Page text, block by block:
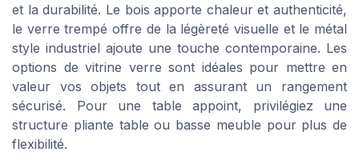
et la durabilité. Le bois apporte chaleur et authenticité,
le verre trempé offre de la légèreté visuelle et le métal
style industriel ajoute une touche contemporaine. Les
options de vitrine verre sont idéales pour mettre en
valeur vos objets tout en assurant un rangement
sécurisé. Pour une table appoint, privilégiez une
structure pliante table ou basse meuble pour plus de
flexibilité.